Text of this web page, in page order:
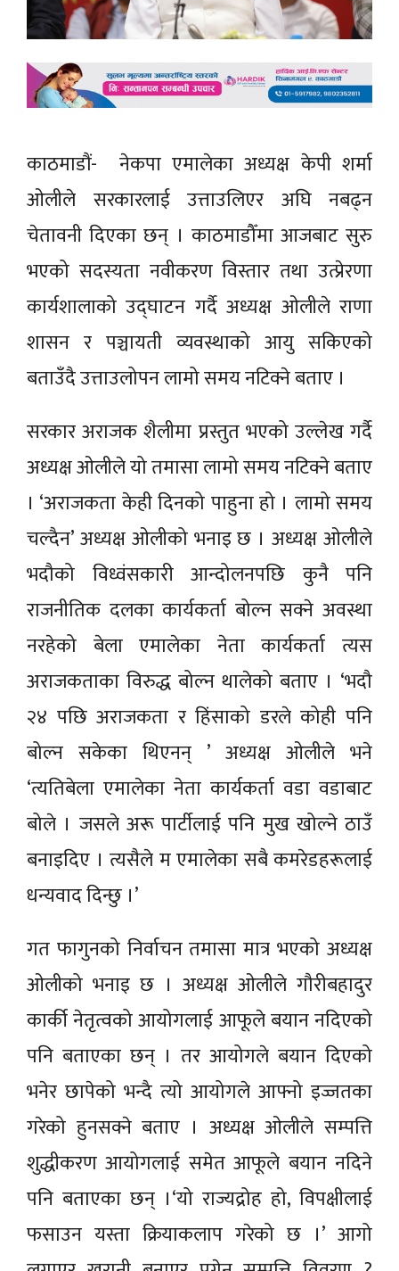
काठमाडौं- नेकपा एमालेका अध्यक्ष केपी शर्मा
ओलीले सरकारलाई उत्ताउलिएर अघि नबढ्न
चेतावनी दिएका छन् । काठमाडौँमा आजबाट सुरु
भएको सदस्यता नवीकरण विस्तार तथा उत्प्रेरणा
कार्यशालाको उद्घाटन गर्दै अध्यक्ष ओलीले राणा
शासन र पञ्चायती व्यवस्थाको आयु सकिएको
बताउँदै उत्ताउलोपन लामो समय नटिक्ने बताए ।
सरकार अराजक शैलीमा प्रस्तुत भएको उल्लेख गर्दै
अध्यक्ष ओलीले यो तमासा लामो समय नटिक्ने बताए
। ‘अराजकता केही दिनको पाहुना हो । लामो समय
चल्दैन’ अध्यक्ष ओलीको भनाइ छ । अध्यक्ष ओलीले
भदौको विध्वंसकारी आन्दोलनपछि कुनै पनि
राजनीतिक दलका कार्यकर्ता बोल्न सक्ने अवस्था
नरहेको बेला एमालेका नेता कार्यकर्ता त्यस
अराजकताका विरुद्ध बोल्न थालेको बताए । ‘भदौ
२४ पछि अराजकता र हिंसाको डरले कोही पनि
बोल्न सकेका थिएनन् ’ अध्यक्ष ओलीले भने
‘त्यतिबेला एमालेका नेता कार्यकर्ता वडा वडाबाट
बोले । जसले अरू पार्टीलाई पनि मुख खोल्ने ठाउँ
बनाइदिए । त्यसैले म एमालेका सबै कमरेडहरूलाई
धन्यवाद दिन्छु ।’
गत फागुनको निर्वाचन तमासा मात्र भएको अध्यक्ष
ओलीको भनाइ छ । अध्यक्ष ओलीले गौरीबहादुर
कार्की नेतृत्वको आयोगलाई आफूले बयान नदिएको
पनि बताएका छन् । तर आयोगले बयान दिएको
भनेर छापेको भन्दै त्यो आयोगले आफ्नो इज्जतका
गरेको हुनसक्ने बताए । अध्यक्ष ओलीले सम्पत्ति
शुद्धीकरण आयोगलाई समेत आफूले बयान नदिने
पनि बताएका छन् ।‘यो राज्यद्रोह हो, विपक्षीलाई
फसाउन यस्ता क्रियाकलाप गरेको छ ।’ आगो